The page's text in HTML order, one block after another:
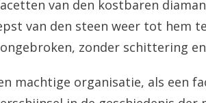
van den kostbaren
van den steen weer tot hem
zonder schittering
machtige organisatie, als een